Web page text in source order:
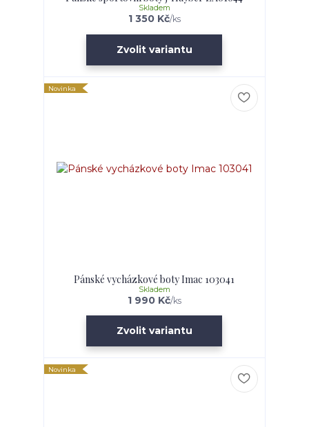
1 350 Kč/ks
Skladem
Zvolit variantu
Novinka
Pánské vycházkové boty Imac 103041
1 990 Kč/ks
Skladem
Zvolit variantu
Novinka